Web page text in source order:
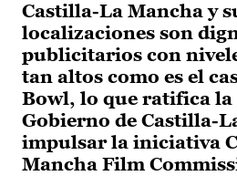
Castilla-La Mancha y
localizaciones son
publicitarios con
tan altos como es el
Bowl, lo que ratifica la
Gobierno de Castilla-
impulsar la iniciativa
Mancha Film